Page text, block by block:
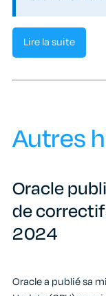
Lire la suite
Autres
Oracle
de
2024
Oracle a publié sa